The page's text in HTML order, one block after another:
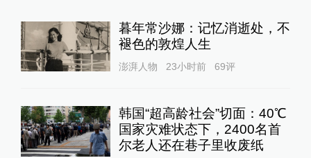
暮年常沙娜：记忆消逝处，不
褪色的敦煌人生
澎湃人物 23小时前 69评
韩国“超高龄社会”切面：40℃
国家灾难状态下，2400名首
尔老人还在巷子里收废纸